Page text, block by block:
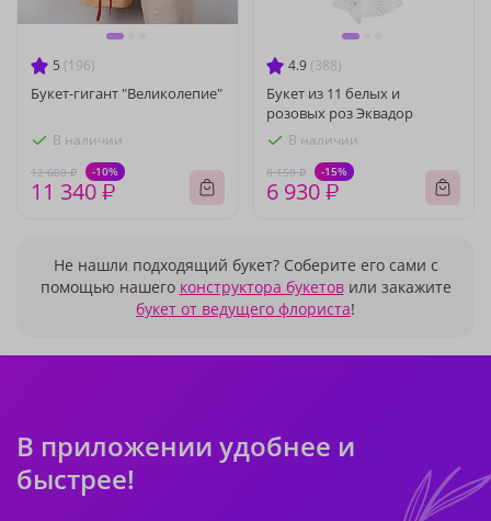
5 (196)
Букет-гигант "Великолепие"
В наличии
12 600 ₽ -10%
11 340 ₽
4.9 (388)
Букет из 11 белых и
розовых роз Эквадор
В наличии
8 150 ₽ -15%
6 930 ₽
Не нашли подходящий букет? Соберите его сами с
помощью нашего конструктора букетовили закажите
букет от ведущего флориста!
В приложении удобнее и
быстрее!